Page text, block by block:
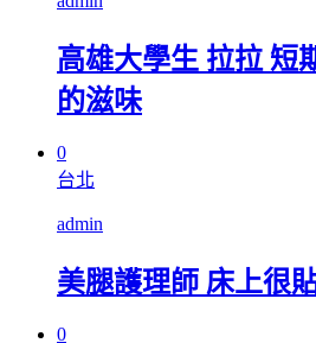
高雄大學生 拉拉 短
的滋味
0
台北
admin
美腿護理師 床上很
0